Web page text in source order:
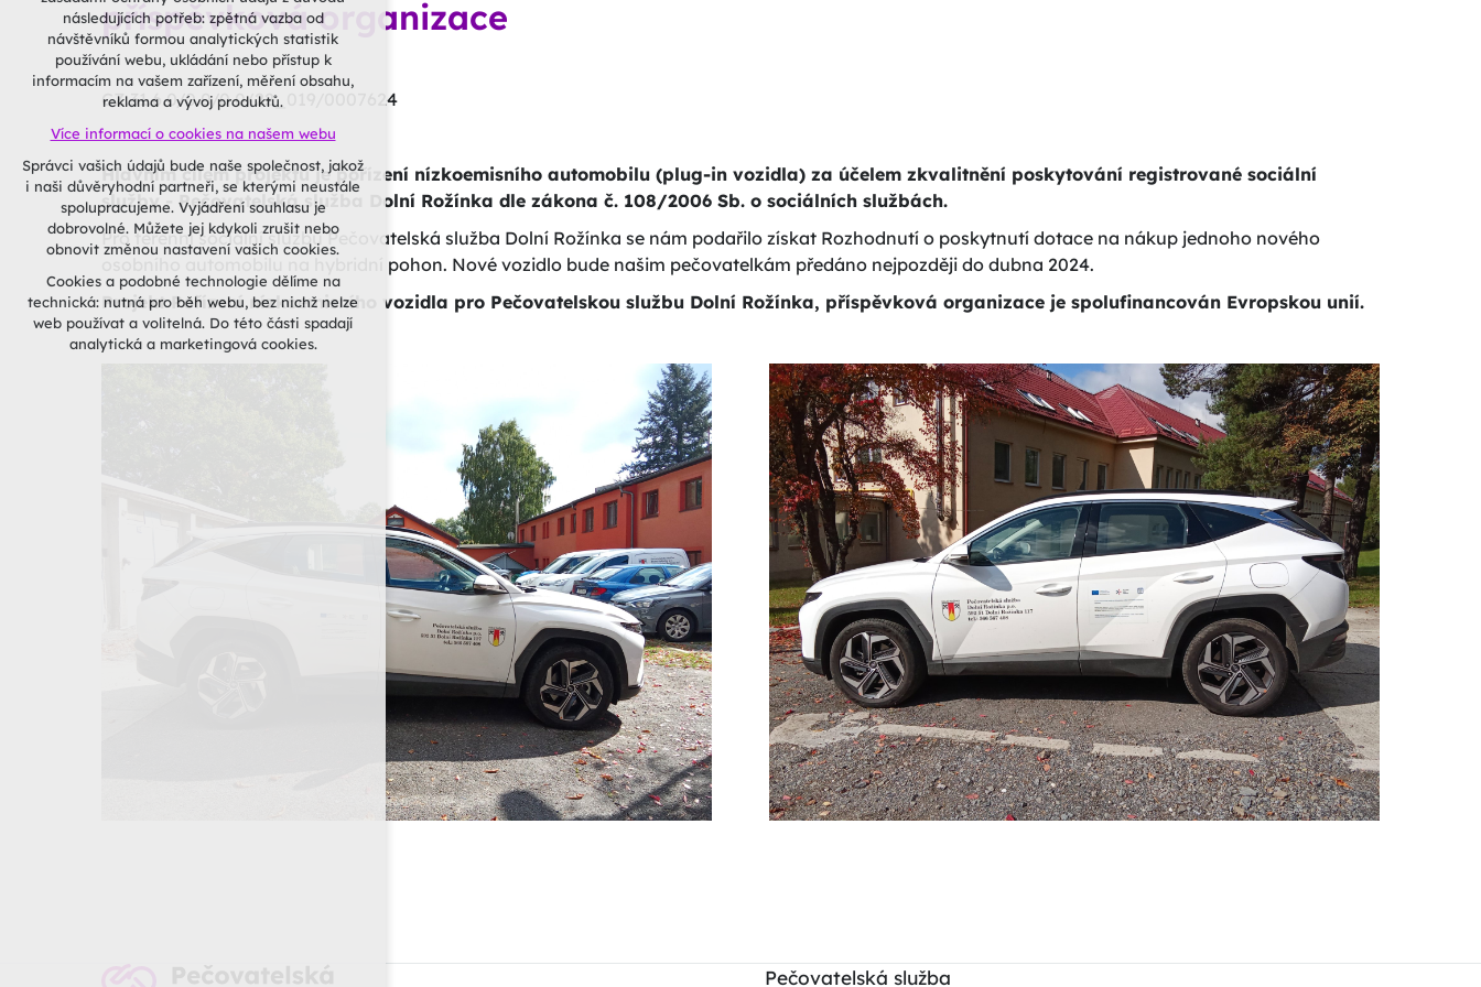
příspěvková organizace
CZ.31.6.0/0.0/0.0/22_019/0007624
Hlavním cílem projektu je pořízení nízkoemisního automobilu (plug-in vozidla) za účelem zkvalitnění poskytování registrované sociální
služby - Pečovatelská služba Dolní Rožínka dle zákona č. 108/2006 Sb. o sociálních službách.
Pro terénní sociální službu Pečovatelská služba Dolní Rožínka se nám podařilo získat Rozhodnutí o poskytnutí dotace na nákup jednoho nového
osobního automobilu na hybridní pohon. Nové vozidlo bude našim pečovatelkám předáno nejpozději do dubna 2024.
Projekt Pořízení nízkoemisního vozidla pro Pečovatelskou službu Dolní Rožínka, příspěvková organizace je spolufinancován Evropskou unií.
Pečovatelská služba
udržení kontextu stránek (session):
případná přihlášení, volby jazyka, apod.
Volitelná cookies
analytická pro anonymizované
vyhodnocení návštěvnosti
marketingová cookies (Google, Seznam,
Facebook)
Více informací o cookies na našem webu
PŘIJMOUT VŠECHNY
COOKIES
ODMÍTNOUT VOLITELNÁ
následujících potřeb: zpětná vazba od
návštěvníků formou analytických statistik
používání webu, ukládání nebo přístup k
informacím na vašem zařízení, měření obsahu,
reklama a vývoj produktů.
Více informací o cookies na našem webu
Správci vašich údajů bude naše společnost, jakož
i naši důvěryhodní partneři, se kterými neustále
spolupracujeme. Vyjádření souhlasu je
dobrovolné. Můžete jej kdykoli zrušit nebo
obnovit změnou nastavení vašich cookies.
Cookies a podobné technologie dělíme na
technická: nutná pro běh webu, bez nichž nelze
web používat a volitelná. Do této části spadají
analytická a marketingová cookies.